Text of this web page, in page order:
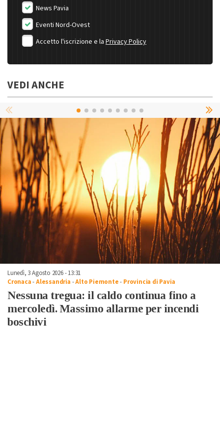
News Pavia
Eventi Nord-Ovest
Accetto l'iscrizione e la Privacy Policy
VEDI ANCHE
Lunedì, 3 Agosto 2026 - 13:31
Cronaca-Alessandria -Alto Piemonte- Provincia di Pavia
Nessuna tregua: il caldo continua fino a
mercoledì. Massimo allarme per incendi
boschivi